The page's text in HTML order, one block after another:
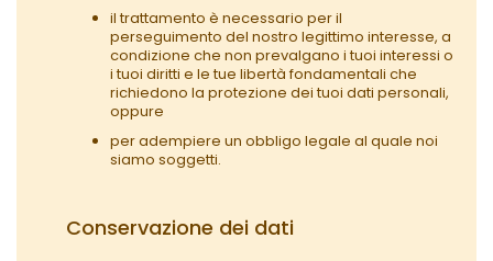
il trattamento è necessario per il
perseguimento del nostro legittimo interesse, a
condizione che non prevalgano i tuoi interessi o
i tuoi diritti e le tue libertà fondamentali che
richiedono la protezione dei tuoi dati personali,
oppure
per adempiere un obbligo legale al quale noi
siamo soggetti.
Conservazione dei dati